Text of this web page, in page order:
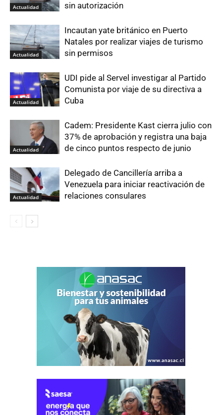
Actualidad
sin autorización
Actualidad
Incautan yate británico en Puerto
Natales por realizar viajes de turismo
sin permisos
Actualidad
UDI pide al Servel investigar al Partido
Comunista por viaje de su directiva a
Cuba
Actualidad
Cadem: Presidente Kast cierra julio con
37% de aprobación y registra una baja
de cinco puntos respecto de junio
Actualidad
Delegado de Cancillería arriba a
Venezuela para iniciar reactivación de
relaciones consulares